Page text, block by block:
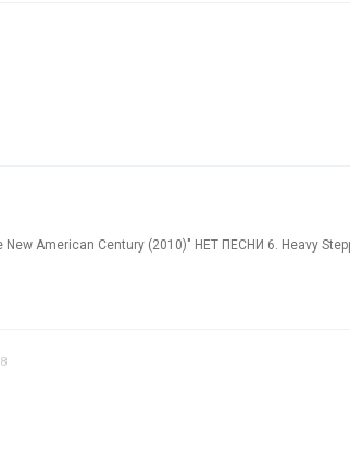
New American Century (2010)" НЕТ ПЕСНИ 6. Heavy